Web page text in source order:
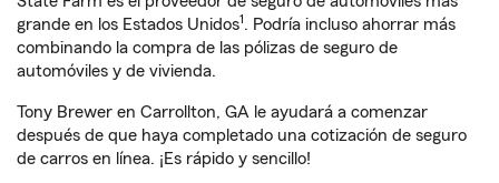
grande en los Estados Unidos1. Podría incluso ahorrar más
combinando la compra de las pólizas de seguro de
automóviles y de vivienda.
Tony Brewer en Carrollton, GA le ayudará a comenzar
después de que haya completado una cotización de seguro
de carros en línea. ¡Es rápido y sencillo!